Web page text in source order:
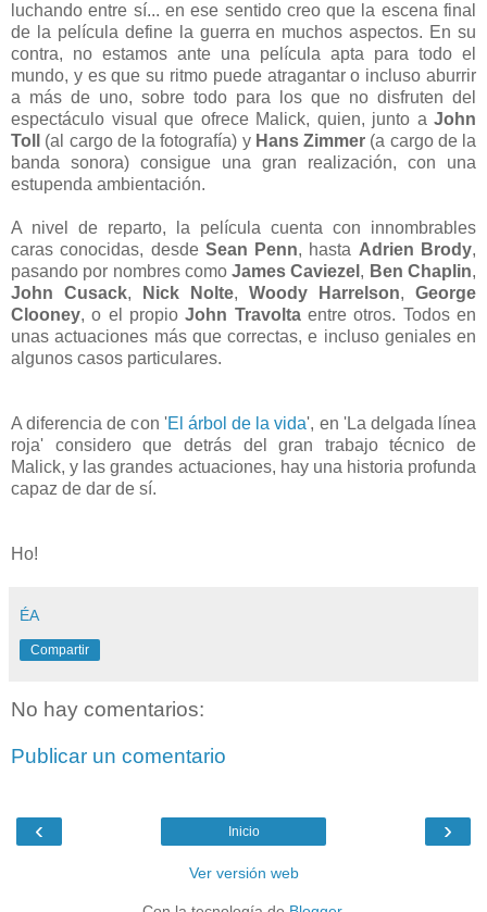
luchando entre sí... en ese sentido creo que la escena final
de la película define la guerra en muchos aspectos. En su
contra, no estamos ante una película apta para todo el
mundo, y es que su ritmo puede atragantar o incluso aburrir
a más de uno, sobre todo para los que no disfruten del
espectáculo visual que ofrece Malick, quien, junto a John
Toll
(al cargo de la fotografía) y Hans Zimmer (a cargo de la
banda sonora) consigue una gran realización, con una
estupenda ambientación.
A nivel de reparto, la película cuenta con innombrables
caras conocidas, desde Sean Penn, hasta Adrien Brody,
pasando por nombres comoJames Caviezel , Ben Chaplin,
John Cusack, Nick Nolte, Woody Harrelson, George
Clooney, o el propioJohn Travoltaentre otros. Todos en
unas actuaciones más que correctas, e incluso geniales en
algunos casos particulares.
A diferencia de con 'El árbol de la vida', en 'La delgada línea
roja' considero que detrás del gran trabajo técnico de
Malick, y las grandes actuaciones, hay una historia profunda
capaz de dar de sí.
Ho!
ÉA
Compartir
No hay comentarios:
Publicar un comentario
‹ ›
Inicio
Ver versión web